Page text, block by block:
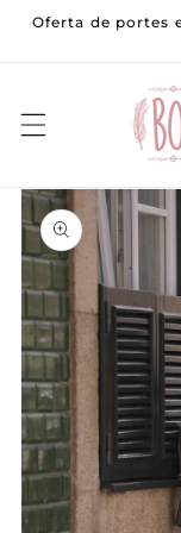
para o
Oferta de portes
a
informação
do produto